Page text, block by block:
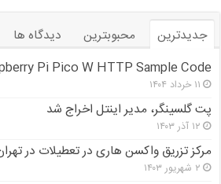
جدیدترین محبوبترین دیدگاه ها
Pi Pico W HTTP Sample Code
۱۱ خرداد ۱۴۰۴
پت گلسینگر، مدیر اینتل اخراج شد
۱۲ آذر ۱۴۰۳
مرکز تزریق واکسن هاری در تعطیلات در
۲ شهریور ۱۴۰۳